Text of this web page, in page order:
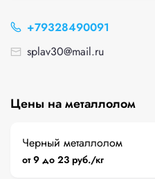
+79328490091
splav30@mail.ru
Цены на металлолом
Черный металлолом
от 9 до 23 руб./кг